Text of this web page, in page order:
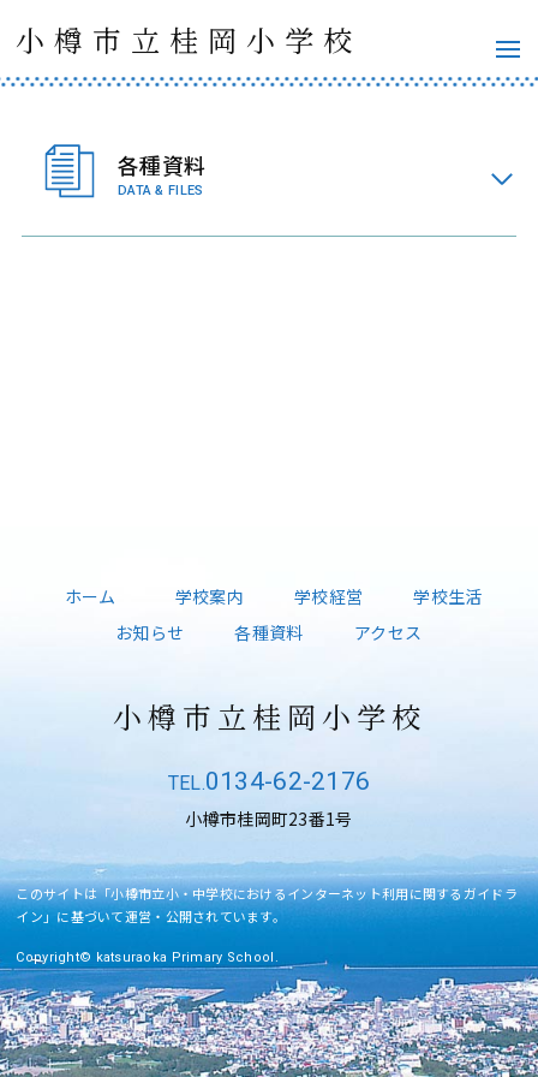
小樽市立桂岡小学校
各種資料
DATA & FILES
ホーム 学校案内 学校経営
学校生活
お知らせ
各種資料 アクセス
小樽市立桂岡小学校
0134-62-2176
小樽市桂岡町23番1号
このサイトは「小樽市立小・中学校におけるインターネット利用に関するガイドラ
イン」に基づいて運営・公開されています。
Copyright© katsuraoka Primary School.